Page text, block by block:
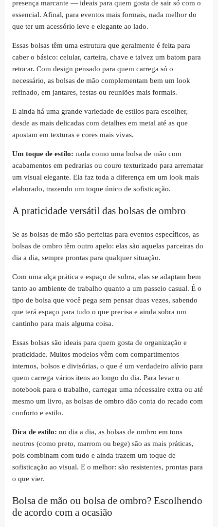
presença marcante — ideais para quem gosta de sair só com o
essencial. Afinal, para eventos mais formais, nada melhor do
que ter um acessório leve e elegante ao lado.
Essas bolsas têm uma estrutura que geralmente é feita para
caber o básico: celular, carteira, chave e talvez um batom para
retocar. Com design pensado para quem carrega só o
necessário, as bolsas de mão complementam bem um look
refinado, em jantares, festas ou reuniões mais formais.
E ainda há uma grande variedade de estilos para escolher,
desde as mais delicadas com detalhes em metal até as que
apostam em texturas e cores mais vivas.
Um toque de estilo: nada como uma bolsa de mão com
acabamentos em pedrarias ou couro texturizado para arrematar
um visual elegante. Ela faz toda a diferença em um look mais
elaborado, trazendo um toque único de sofisticação.
A praticidade versátil das bolsas de ombro
Se as bolsas de mão são perfeitas para eventos específicos, as
bolsas de ombro têm outro apelo: elas são aquelas parceiras do
dia a dia, sempre prontas para qualquer situação.
Com uma alça prática e espaço de sobra, elas se adaptam bem
tanto ao ambiente de trabalho quanto a um passeio casual. É o
tipo de bolsa que você pega sem pensar duas vezes, sabendo
que terá espaço para tudo o que precisa e ainda sobra um
cantinho para mais alguma coisa.
Essas bolsas são ideais para quem gosta de organização e
praticidade. Muitos modelos vêm com compartimentos
internos, bolsos e divisórias, o que é um verdadeiro alívio para
quem carrega vários itens ao longo do dia. Para levar o
notebook para o trabalho, carregar uma nécessaire extra ou até
mesmo um livro, as bolsas de ombro dão conta do recado com
conforto e estilo.
Dica de estilo: no dia a dia, as bolsas de ombro em tons
neutros (como preto, marrom ou bege) são as mais práticas,
pois combinam com tudo e ainda trazem um toque de
sofisticação ao visual. E o melhor: são resistentes, prontas para
o que vier.
Bolsa de mão ou bolsa de ombro? Escolhendo
de acordo com a ocasião